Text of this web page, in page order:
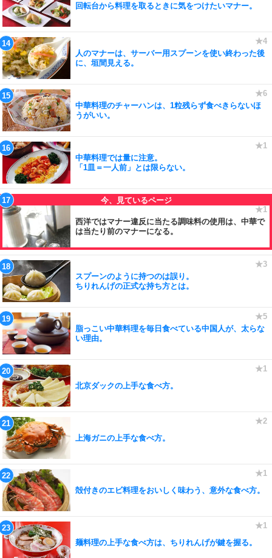
回転台から料理を取るときに気をつけたいマナー。
人のマナーは、サーバー用スプーンを使い終わった後
に、垣間見える。
中華料理のチャーハンは、1粒残らず食べきらないほ
うがいい。
中華料理では量に注意。
「1皿＝一人前」とは限らない。
西洋ではマナー違反に当たる調味料の使用は、中華で
は当たり前のマナーになる。
スプーンのように持つのは誤り。
ちりれんげの正式な持ち方とは。
脂っこい中華料理を毎日食べている中国人が、太らな
い理由。
北京ダックの上手な食べ方。
上海ガニの上手な食べ方。
殻付きのエビ料理をおいしく味わう、意外な食べ方。
麺料理の上手な食べ方は、ちりれんげが鍵を握る。